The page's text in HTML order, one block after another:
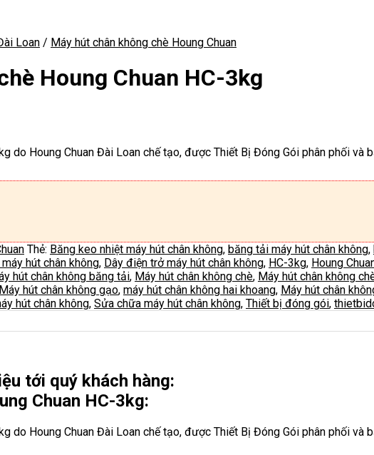
Loan / Máy hút chân không chè Houng Chuan
Houng Chuan HC-3kg
do Houng Chuan Đài Loan chế tạo, được Thiết Bị Đóng Gói phân phối và
Thẻ: Băng keo nhiệt máy hút chân không, băng tải máy hút chân không,
máy hút chân không, Dây điện trở máy hút chân không, HC-3kg, Houng
hút chân không băng tải, Máy hút chân không chè, Máy hút chân không
Máy hút chân không gạo, máy hút chân không hai khoang, Máy hút chân
hút chân không, Sửa chữa máy hút chân không, Thiết bị đóng gói,
tới quý khách hàng:
Chuan HC-3kg:
do Houng Chuan Đài Loan chế tạo, được Thiết Bị Đóng Gói phân phối và